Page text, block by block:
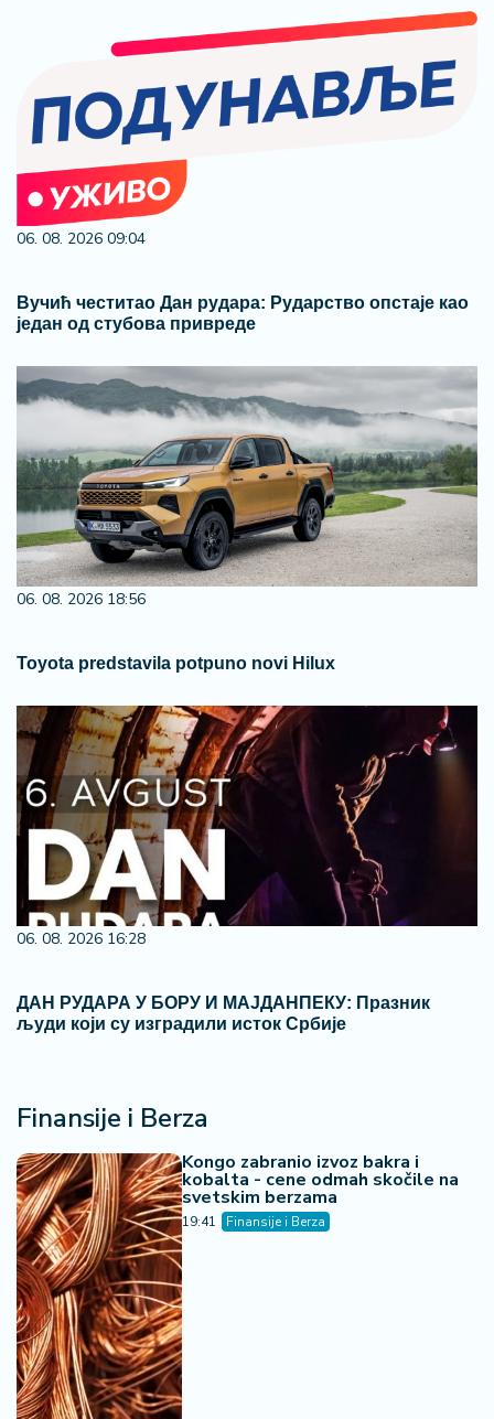
06. 08. 2026 09:04
Вучић честитао Дан рудара: Рударство опстаје као
један од стубова привреде
06. 08. 2026 18:56
Toyota predstavila potpuno novi Hilux
06. 08. 2026 16:28
ДАН РУДАРА У БОРУ И МАЈДАНПЕКУ: Празник
људи који су изградили исток Србије
Finansije i Berza
Kongo zabranio izvoz bakra i
kobalta - cene odmah skočile na
svetskim berzama
19:41 Finansije i Berza